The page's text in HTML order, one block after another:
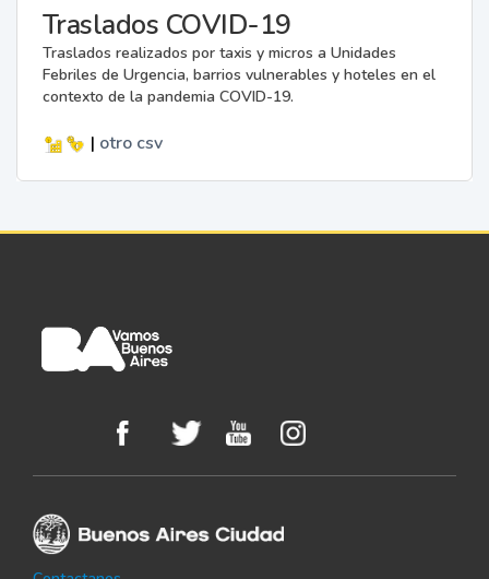
Traslados COVID-19
Traslados realizados por taxis y micros a Unidades
Febriles de Urgencia, barrios vulnerables y hoteles en el
contexto de la pandemia COVID-19.
| otro csv